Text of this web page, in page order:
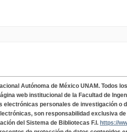
Autónoma de México UNAM. Todos
web institucional de la Facultad de
electrónicas personales de investigación o
son responsabilidad exclusiva
del Sistema de Bibliotecas F.I. https://